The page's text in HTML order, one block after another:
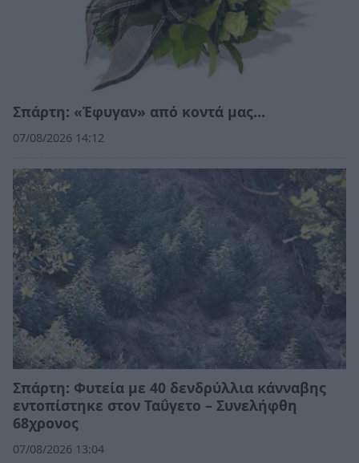
Σπάρτη: «Έφυγαν» από κοντά μας…
07/08/2026 14:12
Σπάρτη: Φυτεία με 40 δενδρύλλια κάνναβης
εντοπίστηκε στον Ταΰγετο – Συνελήφθη
68χρονος
07/08/2026 13:04